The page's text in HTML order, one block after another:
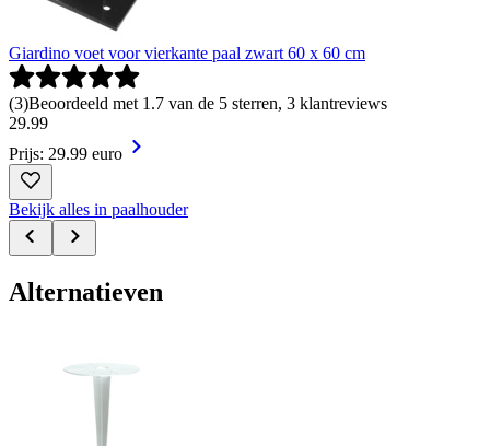
Giardino voet voor vierkante paal zwart 60 x 60 cm
(3)Beoordeeld met 1.7 van de 5 sterren, 3 klantreviews
29.99
Prijs: 29.99 euro
Bekijk alles in paalhouder
Alternatieven